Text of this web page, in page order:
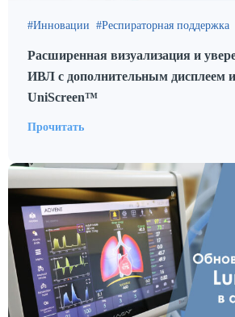
Инновации Респираторная поддержка
Расширенная визуализация и
ИВЛ с дополнительным дисплеем и
UniScreen™
Прочитать